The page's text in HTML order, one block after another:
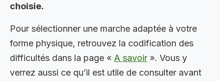
choisie.
Pour sélectionner une marche adaptée à votre
forme physique, retrouvez la codification des
difficultés dans la page « A savoir ». Vous y
verrez aussi ce qu’il est utile de consulter avant